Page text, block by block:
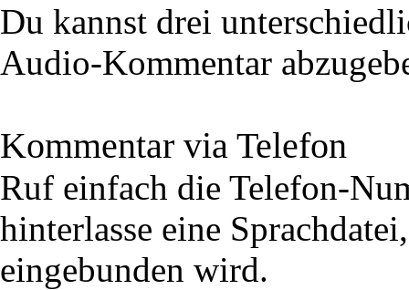
Du kannst drei
Audio-Kommentar
Kommentar via Telefon
Ruf einfach die Telefon-
hinterlasse eine
eingebunden wird.